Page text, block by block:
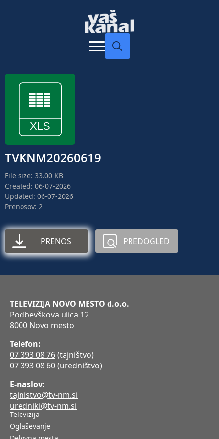
TVKNM20260619
File size: 33.00 KB
Created: 06-07-2026
Updated: 06-07-2026
Prenosov: 2
PRENOS PREDOGLED
TELEVIZIJA NOVO MESTO d.o.o.
Podbevškova ulica 12
8000 Novo mesto
Telefon:
07 393 08 76(tajništvo)
07 393 08 60(uredništvo)
E-naslov:
tajnistvo@tv-nm.si
uredniki@tv-nm.si
Televizija
Oglaševanje